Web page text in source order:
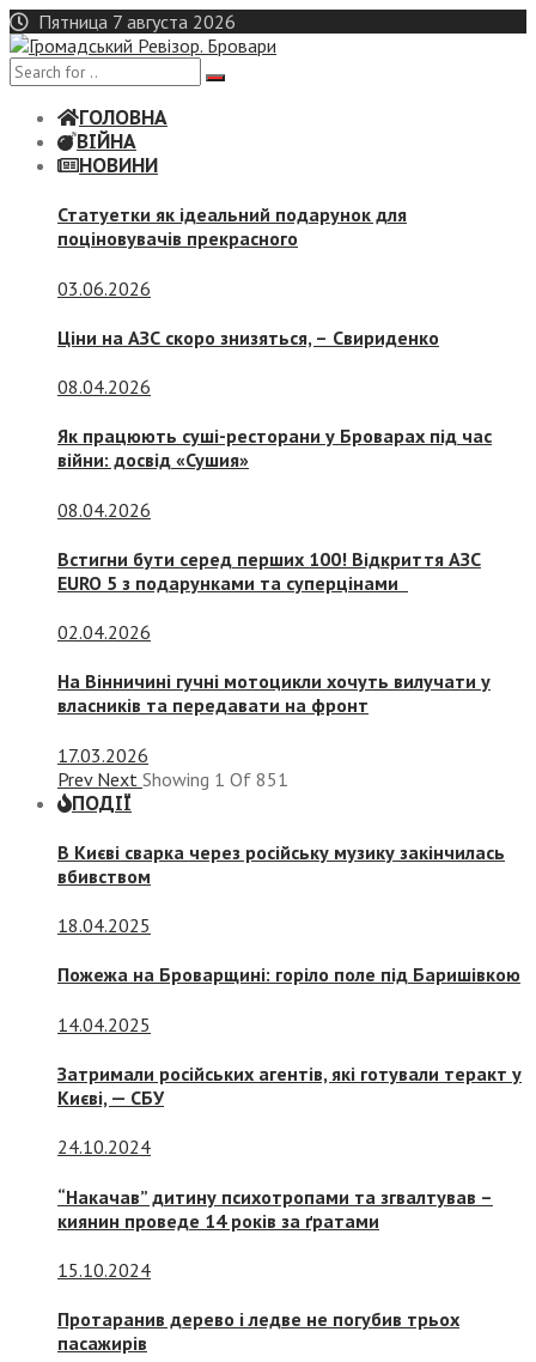
Skip
to
content
Пятница 7 августа 2026
ГОЛОВНА
ВІЙНА
НОВИНИ
Статуетки як ідеальний подарунок для
поціновувачів прекрасного
03.06.2026
Ціни на АЗС скоро знизяться, – Свириденко
08.04.2026
Як працюють суші-ресторани у Броварах під час
війни: досвід «Сушия»
08.04.2026
Встигни бути серед перших 100! Відкриття АЗС
EURO 5 з подарунками та суперцінами
02.04.2026
На Вінничині гучні мотоцикли хочуть вилучати у
власників та передавати на фронт
17.03.2026
Prev Next Showing 1 Of 851
ПОДІЇ
В Києві сварка через російську музику закінчилась
вбивством
18.04.2025
Пожежа на Броварщині: горіло поле під Баришівкою
14.04.2025
Затримали російських агентів, які готували теракт у
Києві, — СБУ
24.10.2024
“Накачав” дитину психотропами та згвалтував –
киянин проведе 14 років за ґратами
15.10.2024
Протаранив дерево і ледве не погубив трьох
пасажирів